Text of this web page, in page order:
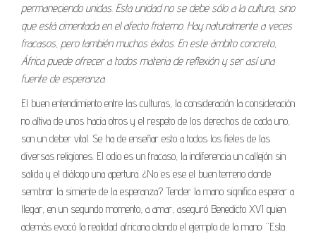
permaneciendo unidas. Esta unidad no se debe sólo a la cultura, sino
que está cimentada en el afecto fraterno. Hay naturalmente a veces
fracasos, pero también muchos éxitos. En este ámbito concreto,
África puede ofrecer a todos materia de reflexión y ser así una
fuente de esperanza.
El buen entendimiento entre las culturas, la consideración la consideración
no altiva de unos hacia otros y el respeto de los derechos de cada uno,
son un deber vital. Se ha de enseñar esto a todos los fieles de las
diversas religiones. El odio es un fracaso, la indiferencia un callejón sin
salida y el diálogo una apertura. ¿No es ese el buen terreno donde
sembrar la simiente de la esperanza? Tender la mano significa esperar a
llegar, en un segundo momento, a amar, aseguró Benedicto XVI quien
además evocó la realidad africana citando el ejemplo de la mano: “Esta